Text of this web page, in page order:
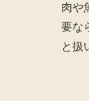
肉や
要な
と扱